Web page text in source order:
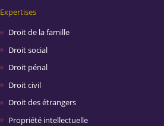
Expertises
Droit de la famille
Droit social
Droit pénal
Droit civil
Droit des étrangers
Propriété intellectuelle